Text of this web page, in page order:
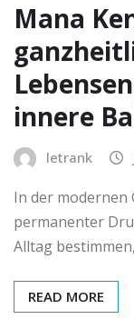
Mana
innere
letrank
In der modernen
permanenter
Alltag
READ MORE